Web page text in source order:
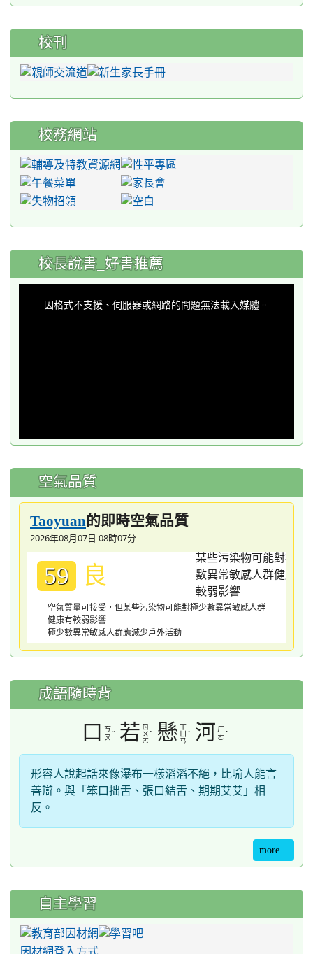
校刊
校務網站
:::
校長說書_好書推薦
因格式不支援、伺服器或網路的問題無法載入媒體。
空氣品質
Taoyuan的即時空氣品質
2026年08月07日 08時07分
59 良
空氣質量可接受，但某些污染物可能對極少數異常敏感人群
健康有較弱影響
極少數異常敏感人群應減少戶外活動
成語隨時背
口 ㄎ
ㄡˇ 若 ㄖ
ㄨ
ㄛ
ˋ 懸 ㄒ
ㄢ
ˊ 河 ㄏ
ㄜˊ
形容人說起話來像瀑布一樣滔滔不絕，比喻人能言
善辯。與「笨口拙舌、張口結舌、期期艾艾」相
反。
more...
自主學習
因材網登入方式